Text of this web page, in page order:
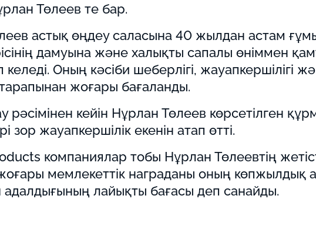
Төлеев те бар.
астық өңдеу саласына 40 жылдан астам
дамуына және халықты сапалы өніммен
келеді. Оның кәсіби шеберлігі, жауапкершілігі
жоғары бағаланды.
рәсімінен кейін Нұрлан Төлеев көрсетілген
зор жауапкершілік екенін атап өтті.
компаниялар тобы Нұрлан Төлеевтің
мемлекеттік награданы оның көпжылдық
адалдығының лайықты бағасы деп санайды.